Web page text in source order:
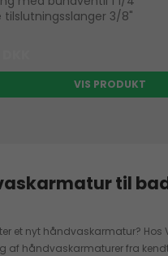
tilslutningsslanger 3/8"
VIS PRODUKT
til
et nyt håndvaskarmatur? Hos
af håndvaskarmaturer fra